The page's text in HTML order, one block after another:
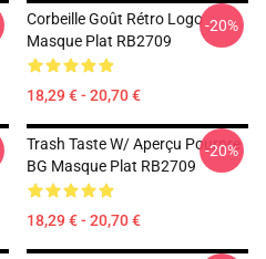
Corbeille Goût Rétro Logo
Masque Plat RB2709
18,29 € - 20,70 €
-20%
Trash Taste W/ Aperçu Pourpre
BG Masque Plat RB2709
18,29 € - 20,70 €
-20%